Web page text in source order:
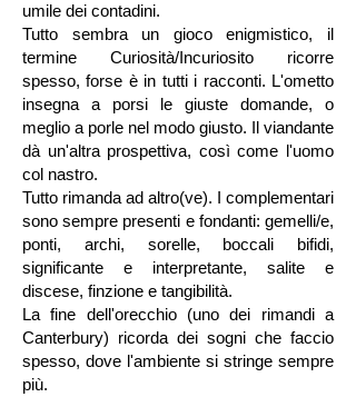
umile dei contadini.
Tutto sembra un gioco enigmistico, il
termine Curiosità/Incuriosito ricorre
spesso, forse è in tutti i racconti. L'ometto
insegna a porsi le giuste domande, o
meglio a porle nel modo giusto. Il viandante
dà un'altra prospettiva, così come l'uomo
col nastro.
Tutto rimanda ad altro(ve). I complementari
sono sempre presenti e fondanti: gemelli/e,
ponti, archi, sorelle, boccali bifidi,
significante e interpretante, salite e
discese, finzione e tangibilità.
La fine dell'orecchio (uno dei rimandi a
Canterbury) ricorda dei sogni che faccio
spesso, dove l'ambiente si stringe sempre
più.